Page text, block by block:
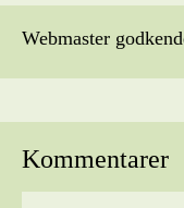
Webmaster
Kommentarer